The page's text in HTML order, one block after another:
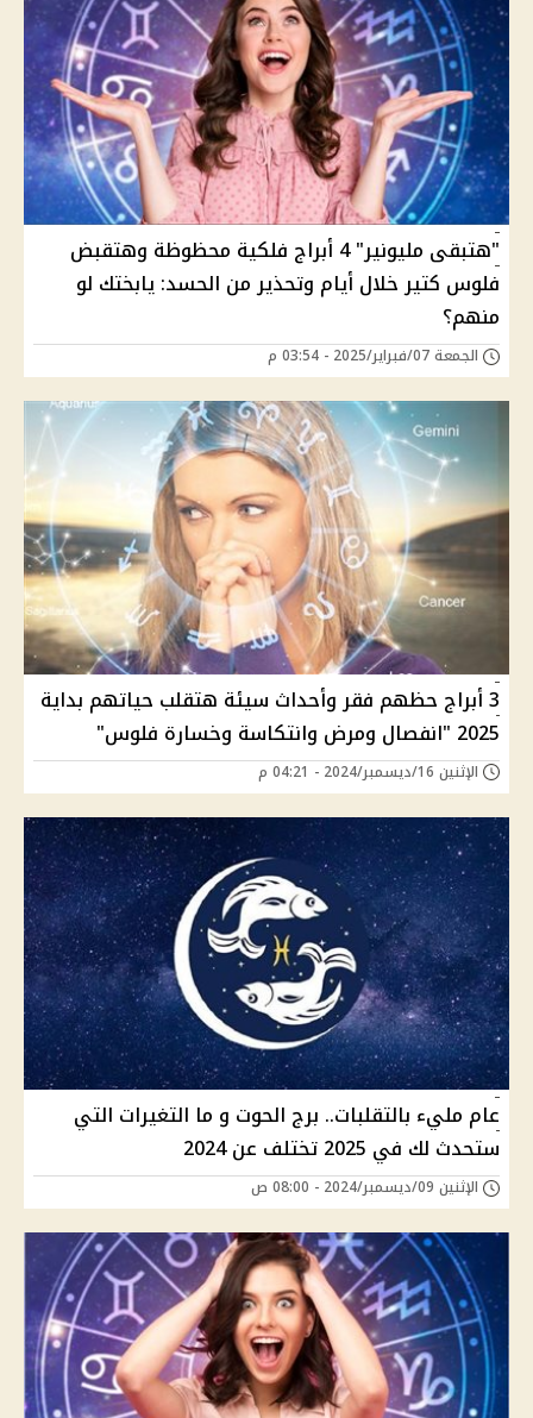
"هتبقى مليونير" 4 أبراج فلكية محظوظة وهتقبض
فلوس كتير خلال أيام وتحذير من الحسد: يابختك لو
منهم؟
الجمعة 07/فبراير/2025 - 03:54 م
3 أبراج حظهم فقر وأحداث سيئة هتقلب حياتهم بداية
2025 "انفصال ومرض وانتكاسة وخسارة فلوس"
الإثنين 16/ديسمبر/2024 - 04:21 م
عام مليء بالتقلبات.. برج الحوت و ما التغيرات التي
ستحدث لك في 2025 تختلف عن 2024
الإثنين 09/ديسمبر/2024 - 08:00 ص